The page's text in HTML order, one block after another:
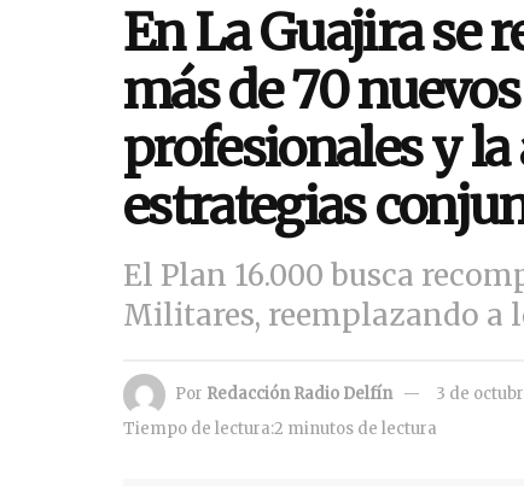
En La Guajira se
más de 70
profesionales y
estrategias
El Plan 16.000 busca
Militares, reemplazando a
Por Redacción Radio Delfín
3 de
Tiempo de lectura:2 minutos de lectura